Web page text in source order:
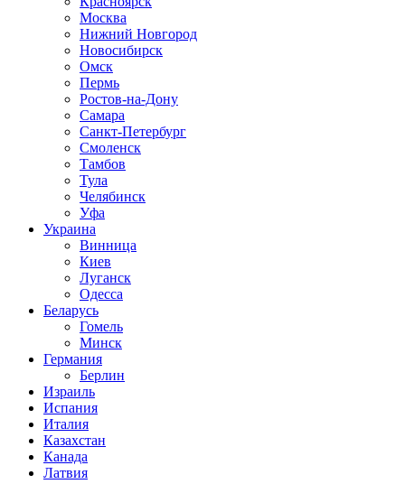
Москва
Нижний Новгород
Новосибирск
Омск
Пермь
Ростов-на-Дону
Самара
Санкт-Петербург
Смоленск
Тамбов
Тула
Челябинск
Уфа
Украина
Винница
Киев
Луганск
Одесса
Беларусь
Гомель
Минск
Германия
Берлин
Израиль
Испания
Италия
Казахстан
Канада
Латвия